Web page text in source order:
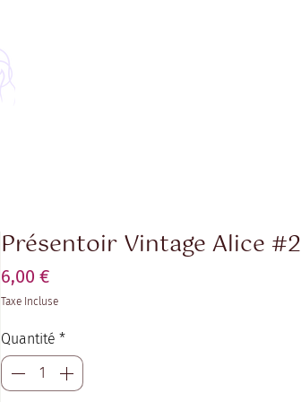
Présentoir Vintage Alice #2
6,00 €
Taxe Incluse
Quantité *